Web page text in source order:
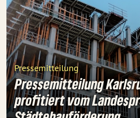
Pressemitteilung
Pressemitteilung
profitiert vom